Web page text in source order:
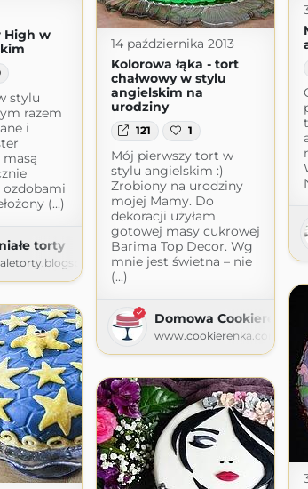
High w
stylu
razem
i
(...)
torty
14 października 2013
Kolorowa łąka - tort
chałwowy w stylu
angielskim na
urodziny
121 1
Mój pierwszy tort w
stylu angielskim :)
Zrobiony na urodziny
mojej Mamy. Do
dekoracji użyłam
gotowej masy cukrowej
Barima Top Decor. Wg
mnie jest świetna – nie
(...)
Domowa Cookierenka
www.cookierenka.com